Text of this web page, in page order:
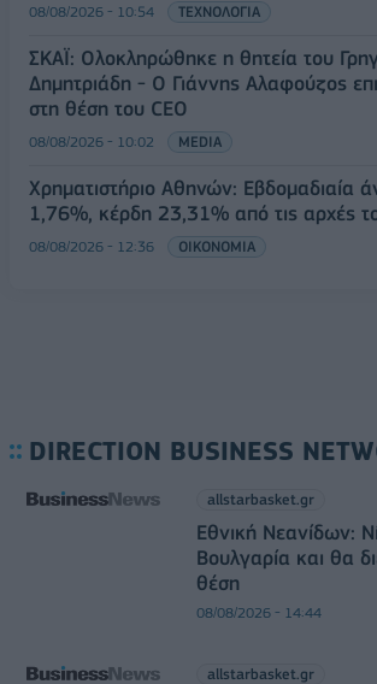
08/08/2026 - 10:54 ΤΕΧΝΟΛΟΓΙΑ
ΣΚΑΪ: Ολοκληρώθηκε η θητεία του
Δημητριάδη - Ο Γιάννης Αλαφούζος
στη θέση του CEO
08/08/2026 - 10:02 MEDIA
Χρηματιστήριο Αθηνών: Εβδομαδιαία
1,76%, κέρδη 23,31% από τις αρχές
08/08/2026 - 12:36 ΟΙΚΟΝΟΜΙΑ
DIRECTION BUSINESS
allstarbasket.gr
Εθνική Νεανίδων:
Βουλγαρία και θα
θέση
08/08/2026 - 14:44
allstarbasket.gr